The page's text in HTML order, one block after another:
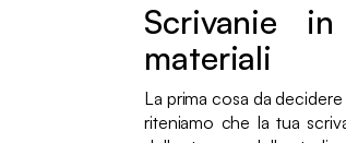
Scrivanie
materiali
La prima cosa da
riteniamo che la tua